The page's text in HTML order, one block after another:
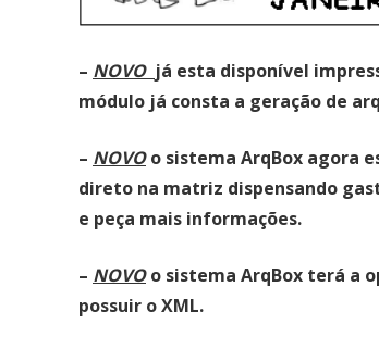
– NOVO já esta disponível
módulo já consta a geração de
– NOVOo sistema ArqBox agora
direto na matriz dispensando
e peça mais informações.
– NOVOo sistema ArqBox terá a
possuir o XML.